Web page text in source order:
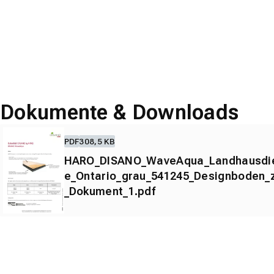
Dokumente & Downloads
PDF308,5 KB
_Dokument_1.pdf